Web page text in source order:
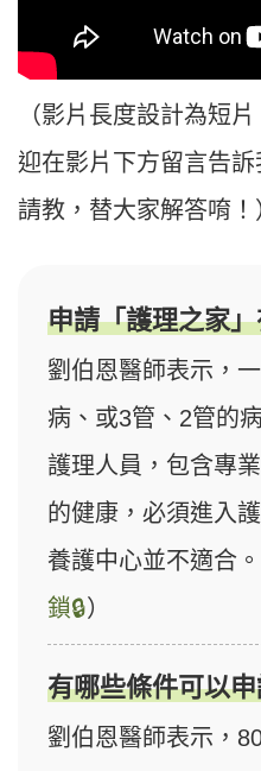
（影片長度設計為短
迎在影片下方留言告
請教，替大家解答唷！
申請「護理之家
劉伯恩醫師表示，
病、或3管、2管的
護理人員，包含專
的健康，必須進入
養護中心並不適合。
鎖🔒）
有哪些條件可以
劉伯恩醫師表示，